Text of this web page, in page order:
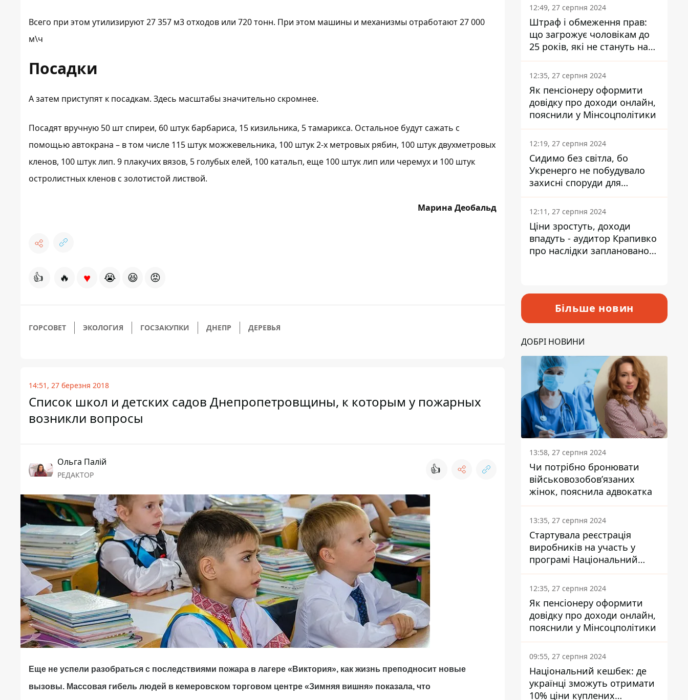
Всего при этом утилизируют 27 357 м3 отходов или 720 тонн. При этом машины и механизмы отработают 27 000
м\ч
Посадки
А затем приступят к посадкам. Здесь масштабы значительно скромнее.
Посадят вручную 50 шт спиреи, 60 штук барбариса, 15 кизильника, 5 тамарикса. Остальное будут сажать с
помощью автокрана – в том числе 115 штук можжевельника, 100 штук 2-х метровых рябин, 100 штук двухметровых
кленов, 100 штук лип. 9 плакучих вязов, 5 голубых елей, 100 катальп, еще 100 штук лип или черемух и 100 штук
остролистных кленов с золотистой листвой.
Марина Деобальд
👍 🔥 ♥ 😭 😆 😡
ГОРСОВЕТ ЭКОЛОГИЯ ГОСЗАКУПКИ ДНЕПР ДЕРЕВЬЯ
14:51, 27 березня 2018
Список школ и детских садов Днепропетровщины, к которым у пожарных
возникли вопросы
Ольга Палій
РЕДАКТОР 👍
Еще не успели разобраться с последствиями пожара в лагере «Виктория», как жизнь преподносит новые
вызовы. Массовая гибель людей в кемеровском торговом центре «Зимняя вишня» показала, что
через портал Дія
12:49, 27 серпня 2024
Штраф і обмеження прав:
що загрожує чоловікам до
25 років, які не стануть на
військовий облік
12:35, 27 серпня 2024
Як пенсіонеру оформити
довідку про доходи онлайн,
пояснили у Мінсоцполітики
12:19, 27 серпня 2024
Сидимо без світла, бо
Укренерго не побудувало
захисні споруди для
енергетики - нардеп
Кучеренко
12:11, 27 серпня 2024
Ціни зростуть, доходи
впадуть - аудитор Крапивко
про наслідки запланованого
Більше новин
ДОБРІ НОВИНИ
13:58, 27 серпня 2024
Чи потрібно бронювати
військовозобов’язаних
жінок, пояснила адвокатка
13:35, 27 серпня 2024
Стартувала реєстрація
виробників на участь у
програмі Національний
кешбек: як це зробити
через портал Дія
12:35, 27 серпня 2024
Як пенсіонеру оформити
довідку про доходи онлайн,
пояснили у Мінсоцполітики
09:55, 27 серпня 2024
Національний кешбек: де
українці зможуть отримати
10% ціни куплених